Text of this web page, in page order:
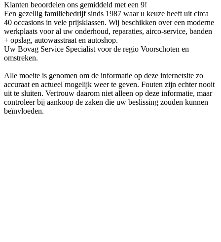
Klanten beoordelen ons gemiddeld met een 9!
Een gezellig familiebedrijf sinds 1987 waar u keuze heeft uit circa
40 occasions in vele prijsklassen. Wij beschikken over een moderne
werkplaats voor al uw onderhoud, reparaties, airco-service, banden
+ opslag, autowasstraat en autoshop.
Uw Bovag Service Specialist voor de regio Voorschoten en
omstreken.
Alle moeite is genomen om de informatie op deze internetsite zo
accuraat en actueel mogelijk weer te geven. Fouten zijn echter nooit
uit te sluiten. Vertrouw daarom niet alleen op deze informatie, maar
controleer bij aankoop de zaken die uw beslissing zouden kunnen
beïnvloeden.